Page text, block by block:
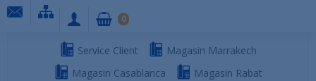
Service Client
Magasin Marrakech
Magasin Casablanca
Magasin Rabat
0